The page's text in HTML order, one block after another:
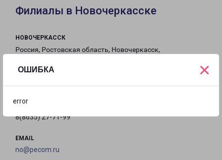
ОШИБКА
error
×
Филиалы в Новочеркасске
НОВОЧЕРКАССК
Россия, Ростовская область, Новочеркасск,
на карте
ТЕЛЕФОН
8(8635) 27-71-99
EMAIL
no@pecom.ru